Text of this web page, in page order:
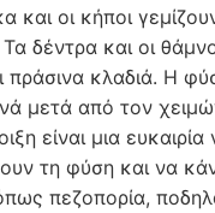
και οι κήποι
δέντρα και οι
κλαδιά. Η
μετά από τον
είναι μια
τη φύση και να
πεζοπορία,